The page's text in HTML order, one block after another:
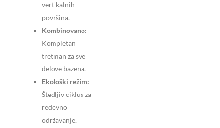
vertikalnih
površina.
Kombinovano:
Kompletan
tretman za sve
delove bazena.
Ekološki režim:
Štedljiv ciklus za
redovno
održavanje.